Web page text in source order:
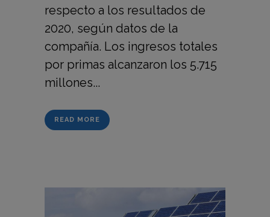
respecto a los resultados de
2020, según datos de la
compañía. Los ingresos totales
por primas alcanzaron los 5.715
millones...
READ MORE